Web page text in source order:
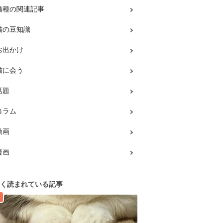
種の関連記事
の豆知識
出かけ
に会う
題
ラム
画
画
読まれている記事